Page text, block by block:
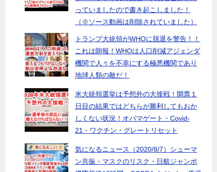
っていましたので書き起こしました！
（※ソース動画は削除されていました）
トランプ大統領がWHOに脱退を警告！！
これは朗報！WHOは人口削減アジェンダ
機関で人々を不幸にする極悪機関であり
地球人類の敵だ！
米大統領選挙は予想外の大接戦！開票１
日目の結果ではどちらが勝利してもおか
しくない状況！オバマゲート・Covid-
21・ワクチン・グレートリセット
気になるニュース（2020/8/7）シューマ
ン共振・マスクのリスク・日航ジャンボ